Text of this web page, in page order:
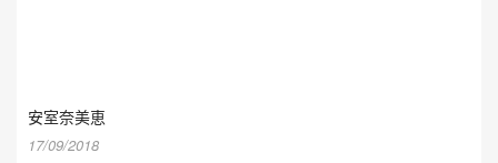
安室奈美恵
17/09/2018